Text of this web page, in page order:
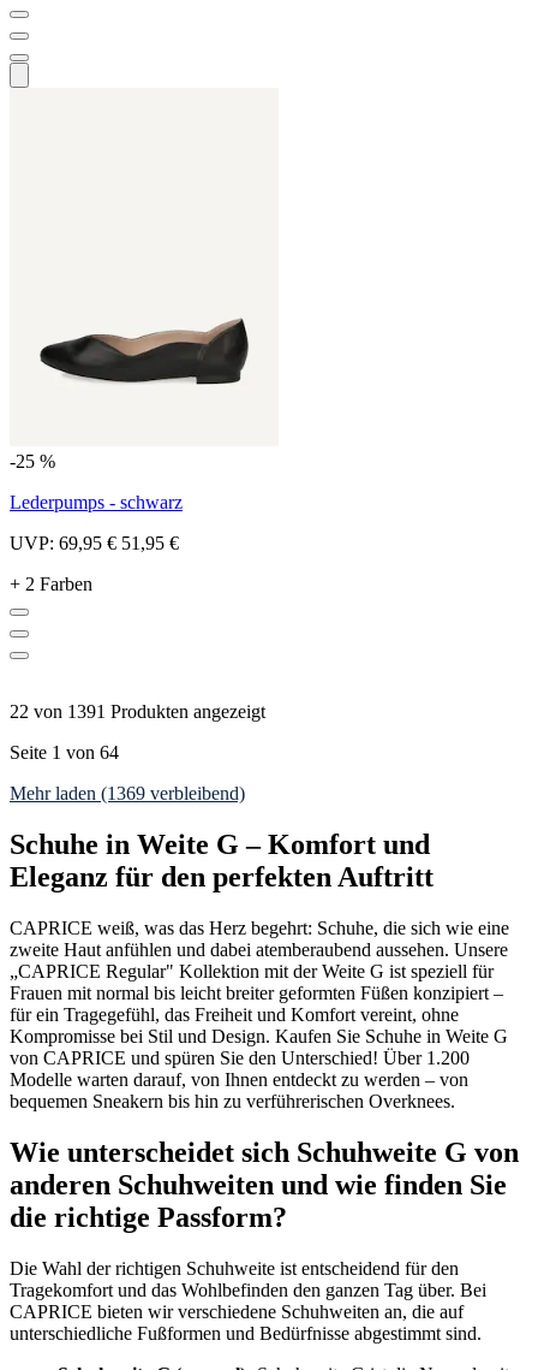
-25 %
Lederpumps - schwarz
UVP: 69,95 € 51,95 €
+ 2 Farben
22 von 1391 Produkten angezeigt
Seite 1 von 64
Mehr laden (1369 verbleibend)
Schuhe in Weite G – Komfort und
Eleganz für den perfekten Auftritt
CAPRICE weiß, was das Herz begehrt: Schuhe, die sich wie eine
zweite Haut anfühlen und dabei atemberaubend aussehen. Unsere
„CAPRICE Regular" Kollektion mit der Weite G ist speziell für
Frauen mit normal bis leicht breiter geformten Füßen konzipiert –
für ein Tragegefühl, das Freiheit und Komfort vereint, ohne
Kompromisse bei Stil und Design. Kaufen Sie Schuhe in Weite G
von CAPRICE und spüren Sie den Unterschied! Über 1.200
Modelle warten darauf, von Ihnen entdeckt zu werden – von
bequemen Sneakern bis hin zu verführerischen Overknees.
Wie unterscheidet sich Schuhweite G von
anderen Schuhweiten und wie finden Sie
die richtige Passform?
Die Wahl der richtigen Schuhweite ist entscheidend für den
Tragekomfort und das Wohlbefinden den ganzen Tag über. Bei
CAPRICE bieten wir verschiedene Schuhweiten an, die auf
unterschiedliche Fußformen und Bedürfnisse abgestimmt sind.